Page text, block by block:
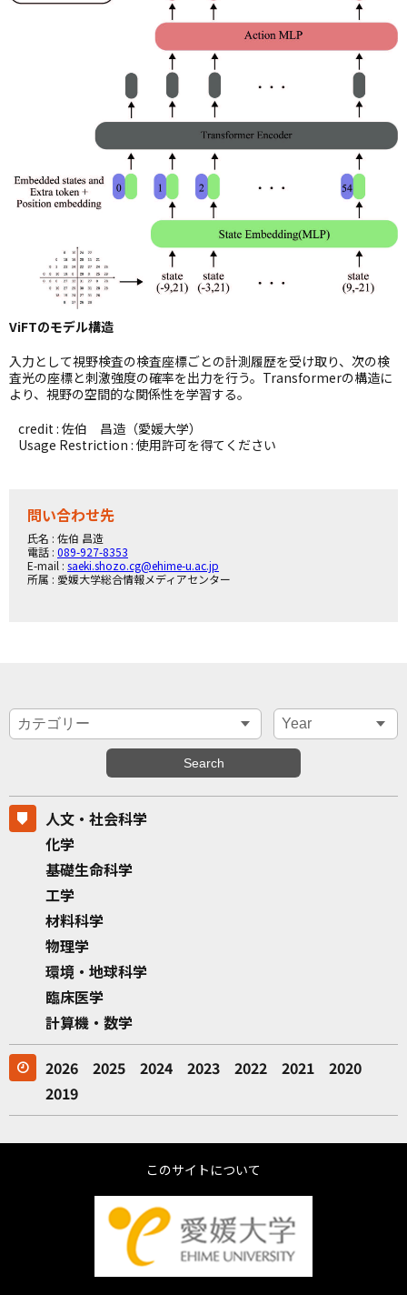
ViFTのモデル構造
入力として視野検査の検査座標ごとの計測履歴を受け取り、次の検
査光の座標と刺激強度の確率を出力を行う。Transformerの構造に
より、視野の空間的な関係性を学習する。
credit : 佐伯 昌造（愛媛大学）
Usage Restriction : 使用許可を得てください
問い合わせ先
氏名 : 佐伯 昌造
電話 : 089-927-8353
E-mail : saeki.shozo.cg@ehime-u.ac.jp
所属 : 愛媛大学総合情報メディアセンター
人文・社会科学
化学
基礎生命科学
工学
材料科学
物理学
環境・地球科学
臨床医学
計算機・数学
2026 2025 2024 2023 2022 2021
2020
2019
このサイトについて